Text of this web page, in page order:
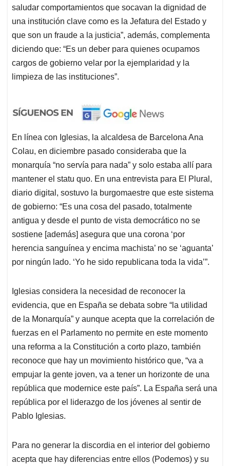
saludar comportamientos que socavan la dignidad de
una institución clave como es la Jefatura del Estado y
que son un fraude a la justicia”, además, complementa
diciendo que: “Es un deber para quienes ocupamos
cargos de gobierno velar por la ejemplaridad y la
limpieza de las instituciones”.
En línea con Iglesias, la alcaldesa de Barcelona Ana
Colau, en diciembre pasado consideraba que la
monarquía “no servía para nada” y solo estaba allí para
mantener el statu quo. En una entrevista para El Plural,
diario digital, sostuvo la burgomaestre que este sistema
de gobierno: “Es una cosa del pasado, totalmente
antigua y desde el punto de vista democrático no se
sostiene [además] asegura que una corona ‘por
herencia sanguínea y encima machista’ no se ‘aguanta’
por ningún lado. ‘Yo he sido republicana toda la vida’”.
Iglesias considera la necesidad de reconocer la
evidencia, que en España se debata sobre “la utilidad
de la Monarquía” y aunque acepta que la correlación de
fuerzas en el Parlamento no permite en este momento
una reforma a la Constitución a corto plazo, también
reconoce que hay un movimiento histórico que, “va a
empujar la gente joven, va a tener un horizonte de una
república que modernice este país”. La España será una
república por el liderazgo de los jóvenes al sentir de
Pablo Iglesias.
Para no generar la discordia en el interior del gobierno
acepta que hay diferencias entre ellos (Podemos) y su